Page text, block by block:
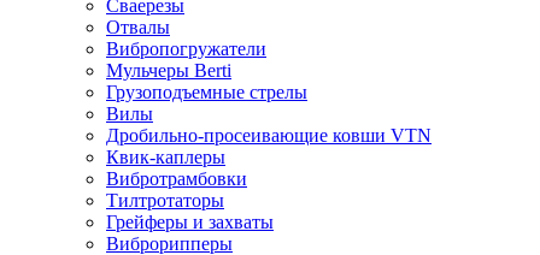
Сваерезы
Отвалы
Вибропогружатели
Мульчеры Berti
Грузоподъемные стрелы
Вилы
Дробильно-просеивающие ковши VTN
Квик-каплеры
Вибротрамбовки
Тилтротаторы
Грейферы и захваты
Виброрипперы